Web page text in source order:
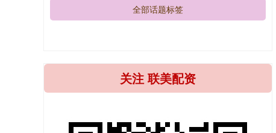
全部话题标签
关注 联美配资